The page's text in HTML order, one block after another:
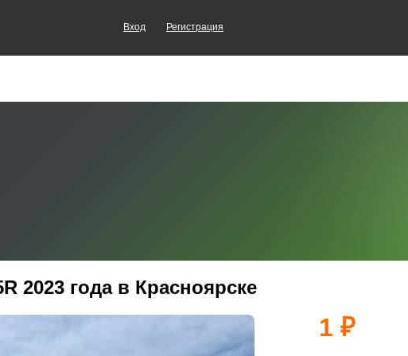
Вход Регистрация
2023 года в Красноярске
1